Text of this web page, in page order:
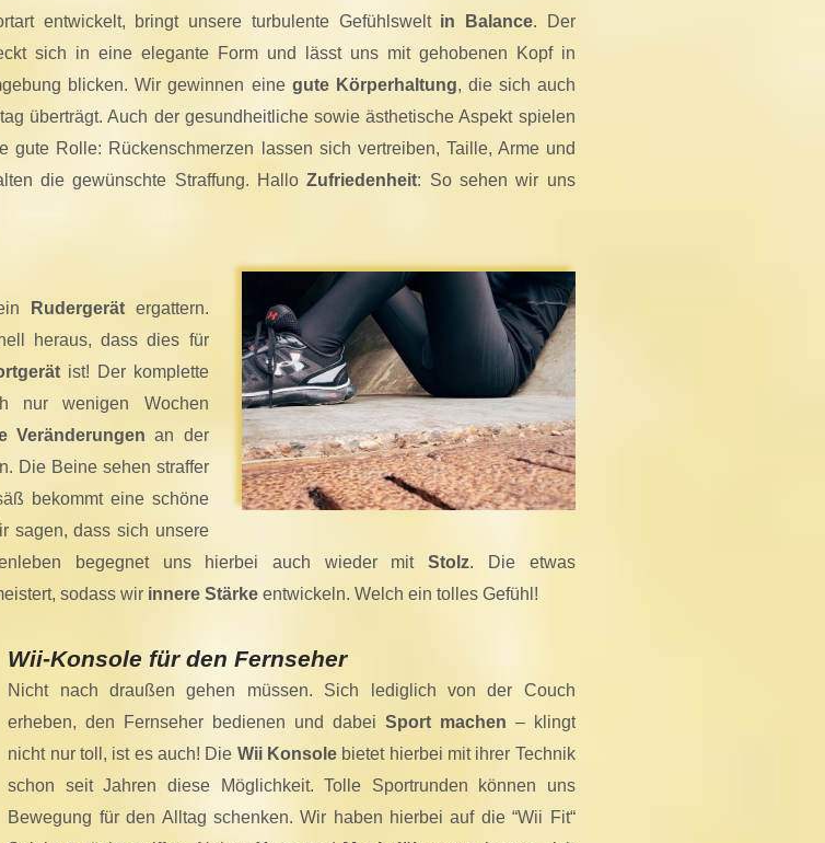
entwickelt, bringt unsere turbulente Gefühlswelt in Balance. Der
sich in eine elegante Form und lässt uns mit gehobenen Kopf in
blicken. Wir gewinnen eine gute Körperhaltung, die sich auch
überträgt. Auch der gesundheitliche sowie ästhetische Aspekt spielen
gute Rolle: Rückenschmerzen lassen sich vertreiben, Taille, Arme und
die gewünschte Straffung. HalloZufriedenheit: So sehen wir uns
Rudergerätergattern.
heraus, dass dies für
ist! Der komplette
nur wenigen Wochen
Veränderungen an der
Die Beine sehen straffer
bekommt eine schöne
sagen, dass sich unsere
begegnet uns hierbei auch wieder mitStolz. Die etwas
sodass wir innere Stärke entwickeln. Welch ein tolles Gefühl!
Wii-Konsole für den Fernseher
Nicht nach draußen gehen müssen. Sich lediglich von der Couch
erheben, den Fernseher bedienen und dabei Sport machen – klingt
nicht nur toll, ist es auch! Die Wii Konsolebietet hierbei mit ihrer Technik
schon seit Jahren diese Möglichkeit. Tolle Sportrunden können uns
Bewegung für den Alltag schenken. Wir haben hierbei auf die “Wii Fit“